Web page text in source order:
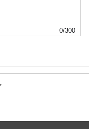
0/300